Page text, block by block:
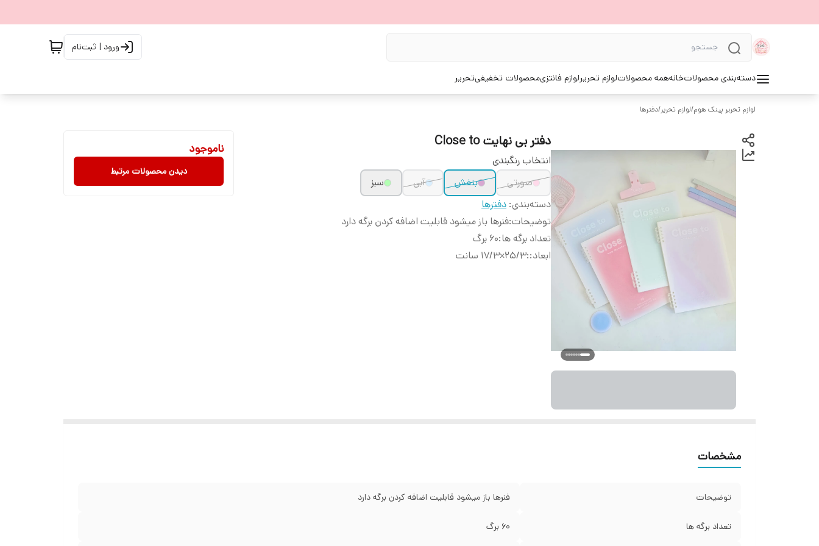
ورود | ثبت‌نام
دسته‌بندی محصولاتخانههمه محصولاتلوازم تحریرلوازم فانتزیمحصولات تخفیفیتحریر
لوازم تحریر پینک هوم/لوازم تحریر/دفترها
دفتر بی نهایت Close to
انتخاب رنگبندی
صورتی
بنفش آبی
سبز
دسته‌بندی: دفترها
توضیحات:فنرها باز میشود قابلیت اضافه کردن برگه دارد
تعداد برگه ها:۶۰ برگ
ابعاد::۲۵/۳×۱۷/۳ سانت
ناموجود
دیدن محصولات مرتبط
مشخصات
توضیحات فنرها باز میشود قابلیت اضافه کردن برگه دارد
تعداد برگه ها ۶۰ برگ